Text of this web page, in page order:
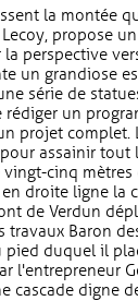
la montée
propose
perspective
un grandiose
série de
un
projet complet.
assainir
cinq
droite ligne la
de Verdun
travaux Baron
pied duquel il
l'entrepreneur
cascade digne